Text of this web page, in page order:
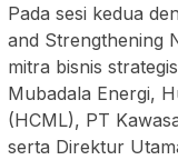
Pada sesi kedua
and Strengthening
mitra bisnis
Mubadala Energi,
(HCML), PT
serta Direktur